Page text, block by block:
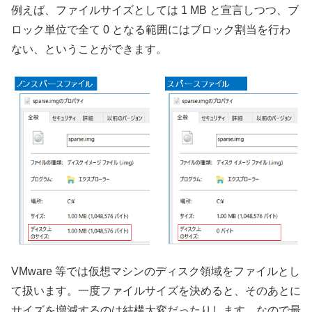
例えば、ファイルサイズとしては 1 MB と宣言しつつ、ブ
ロック単位で全て 0 となる範囲にはブロック割当を行わ
ない、ということができます。
VMware 等では仮想マシンのディスク領域をファイルとし
て扱います。一度ファイルサイズを決めると、そのあとに